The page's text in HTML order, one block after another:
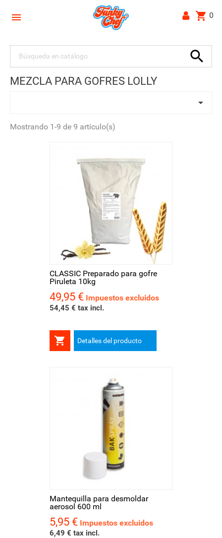
 shopping_cart 0

MEZCLA PARA GOFRES LOLLY

Mostrando 1-9 de 9 artículo(s)
CLASSIC Preparado para gofre
Piruleta 10kg
Precio
49,95 € Impuestos excluidos
54,45 € tax incl.
 Detalles del producto
Mantequilla para desmoldar
aerosol 600 ml
Precio
5,95 € Impuestos excluidos
6,49 € tax incl.